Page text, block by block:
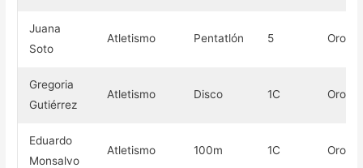
Juana
Soto
Atletismo Pentatlón 5 Oro
Gregoria
Gutiérrez​
Atletismo Disco 1C Oro
Eduardo
Monsalvo
Atletismo 100m 1C Oro